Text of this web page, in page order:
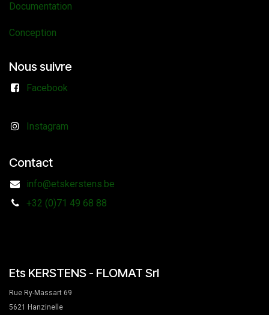
Documentation
Conception
Nous suivre
Facebook
Instagram
Contact
info@etskerstens.be
+32 (0)71 49 68 88
Ets KERSTENS - FLOMAT Srl
Rue Ry-Massart 69
5621 Hanzinelle